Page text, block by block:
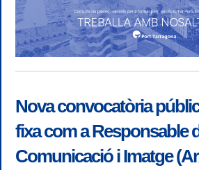
Nova convocatòria
fixa com a Responsable
Comunicació i Imatge